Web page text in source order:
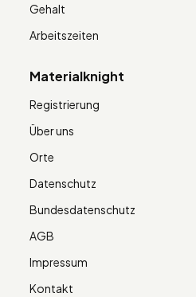
Gehalt
Arbeitszeiten
Materialknight
Registrierung
Über uns
Orte
Datenschutz
Bundesdatenschutz
AGB
Impressum
Kontakt